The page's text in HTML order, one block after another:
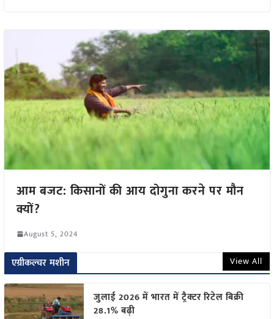
आम बजट: किसानों की आय दोगुना करने पर मौन
क्यों?
August 5, 2024
एग्रीकल्चर मशीन View All
जुलाई 2026 में भारत में ट्रैक्टर रिटेल बिक्री
28.1% बढ़ी